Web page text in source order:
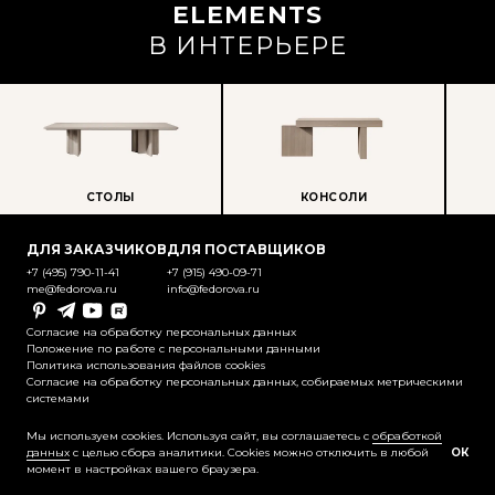
ELEMENTS
В ИНТЕРЬЕРЕ
СТОЛЫ КОНСОЛИ
ДЛЯ ЗАКАЗЧИКОВ
+7 (495) 790-11-41
me@fedorova.ru
ДЛЯ ПОСТАВЩИКОВ
+7 (915) 490-09-71
info@fedorova.ru
PinterestTelegramYouTubeRutube
Согласие на обработку персональных данных
Положение по работе с персональными данными
Политика использования файлов cookies
Согласие на обработку персональных данных, собираемых метрическими
системами
законодательством об авторском праве
Мы используем cookies. Используя сайт, вы соглашаетесь с обработкой
данных с целью сбора аналитики. Cookies можно отключить в любой
момент в настройках вашего браузера.
ОК